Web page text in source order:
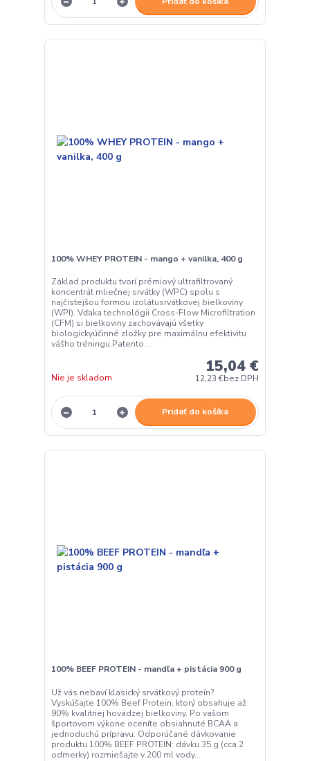
100% WHEY PROTEIN - mango + vanilka, 400 g
Základ produktu tvorí prémiový ultrafiltrovaný
koncentrát mliečnej srvátky (WPC) spolu s
najčistejšou formou izolátusrvátkovej bielkoviny
(WPI). Vďaka technológii Cross-Flow Microfiltration
(CFM) si bielkoviny zachovávajú všetky
biologickyúčinné zložky pre maximálnu efektivitu
vášho tréningu.Patento...
15,04 €
12,23 €bez DPH
Nie je skladom
Pridať do košíka
100% BEEF PROTEIN - mandľa + pistácia 900 g
Už vás nebaví klasický srvátkový proteín?
Vyskúšajte 100% Beef Protein, ktorý obsahuje až
90% kvalitnej hovädzej bielkoviny. Po vašom
športovom výkone oceníte obsiahnuté BCAA a
jednoduchú prípravu. Odporúčané dávkovanie
produktu 100% BEEF PROTEIN: dávku 35 g (cca 2
odmerky) rozmiešajte v 200 ml vody...